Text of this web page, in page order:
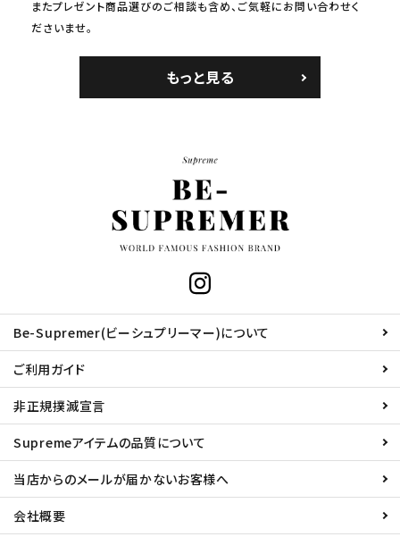
またプレゼント商品選びのご相談も含め、ご気軽にお問い合わせく
ださいませ。
もっと見る
Be-Supremer(ビーシュプリーマー)について
ご利用ガイド
非正規撲滅宣言
Supremeアイテムの品質について
当店からのメールが届かないお客様へ
会社概要